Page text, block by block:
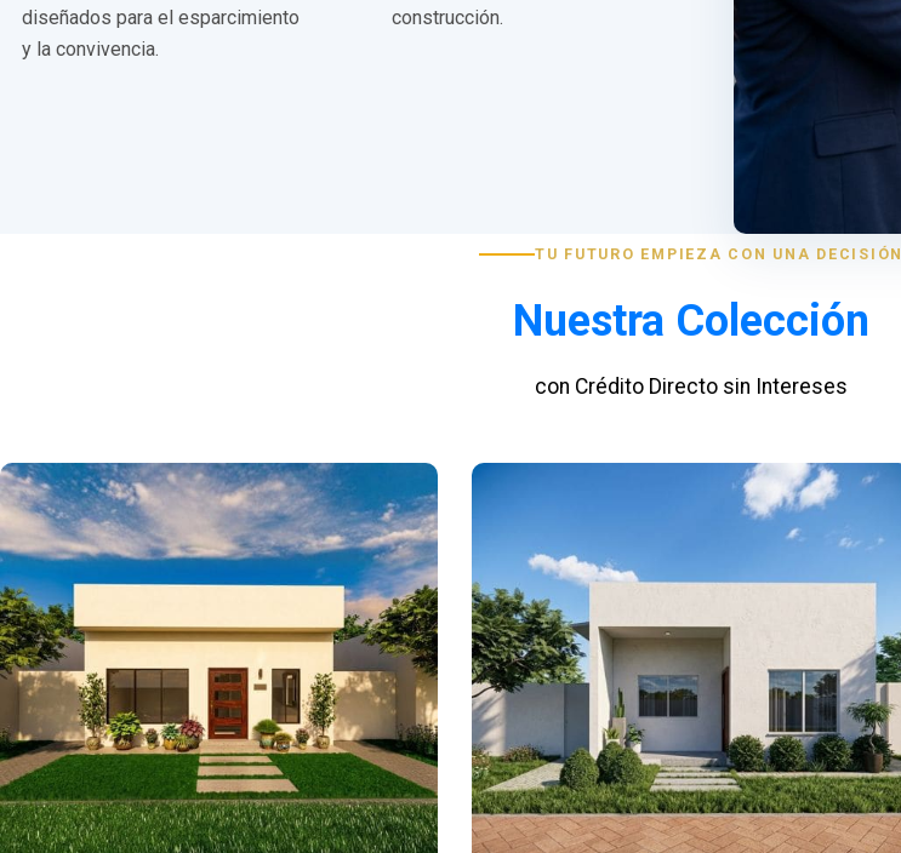
diseñados para el esparcimiento
y la convivencia.
construcción.
TU FUTURO EMPIEZA CON UNA DECISIÓN
Nuestra Colección
con Crédito Directo sin Intereses